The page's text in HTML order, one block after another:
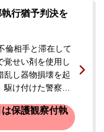
か、今のうちに
を知るため、当
た。相談時、弁
薬物の影響による
れていました。
行猶予判決を
倫相手と滞在して
覚せい剤を使用し
乱し器物損壊を起
け付けた警察官
車で逃走。その
触する事故を起こ
保護観察付執